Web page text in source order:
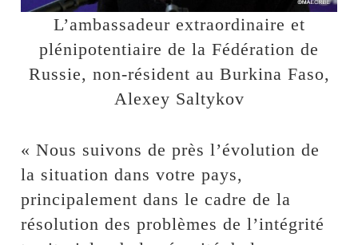
L’ambassadeur extraordinaire et
plénipotentiaire de la Fédération de
Russie, non-résident au Burkina Faso,
Alexey Saltykov
« Nous suivons de près l’évolution de
la situation dans votre pays,
principalement dans le cadre de la
résolution des problèmes de l’intégrité